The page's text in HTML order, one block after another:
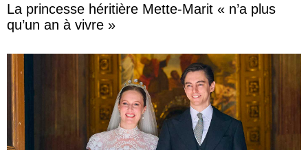
La princesse héritière Mette-Marit « n’a plus
qu’un an à vivre »